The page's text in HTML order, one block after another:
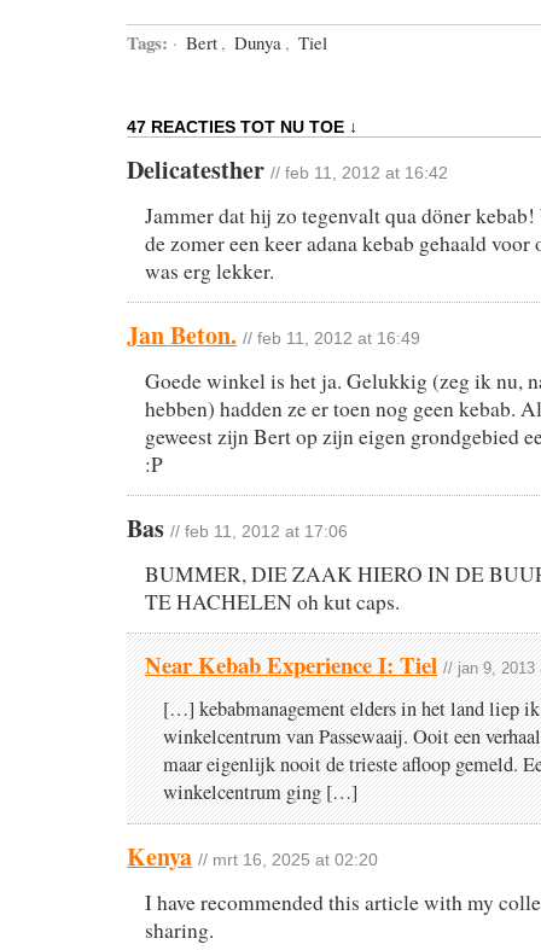
Tags: · Bert , Dunya , Tiel
47 REACTIES TOT NU TOE ↓
Delicatesther // feb 11, 2012 at 16:42
Jammer dat hij zo tegenvalt qua döner kebab!
de zomer een keer adana kebab gehaald
was erg lekker.
Jan Beton. // feb 11, 2012 at 16:49
Goede winkel is het ja. Gelukkig (zeg ik nu,
hebben) hadden ze er toen nog geen kebab.
geweest zijn Bert op zijn eigen grondgebied
:P
Bas // feb 11, 2012 at 17:06
BUMMER, DIE ZAAK HIERO IN DE
TE HACHELEN oh kut caps.
Near Kebab Experience I: Tiel // jan 9, 2013
[…] kebabmanagement elders in het land liep
winkelcentrum van Passewaaij. Ooit een
maar eigenlijk nooit de trieste afloop gemeld.
winkelcentrum ging […]
Kenya // mrt 16, 2025 at 02:20
I have recommended this article with my
sharing.